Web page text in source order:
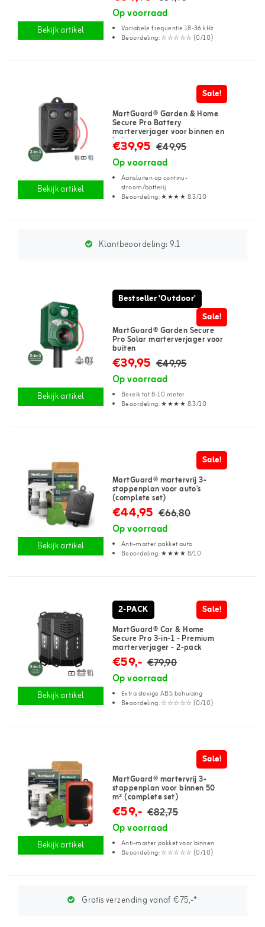
Bekijk artikel
Op voorraad
Variabele frequentie 18-36 kHz
Beoordeling: ☆☆☆☆☆ (0/10)
Bekijk artikel
Sale!
MartGuard® Garden & Home
Secure Pro Battery
marterverjager voor binnen en
buiten
€39,95 €49,95
Op voorraad
Aansluiten op continu-
stroom/batterij
Beoordeling: ★★★★ 8.3/10
Klantbeoordeling:9.1
Bekijk artikel
Bestseller 'Outdoor'
Sale!
MartGuard® Garden Secure
Pro Solar marterverjager voor
buiten
€39,95 €49,95
Op voorraad
Bereik tot 8-10 meter
Beoordeling: ★★★★ 8.3/10
Bekijk artikel
Sale!
MartGuard® martervrij 3-
stappenplan voor auto's
(complete set)
€44,95 €66,80
Op voorraad
Anti-marter pakket auto
Beoordeling: ★★★★ 8/10
Bekijk artikel
2-PACK Sale!
MartGuard® Car & Home
Secure Pro 3-in-1 - Premium
marterverjager - 2-pack
€59,- €79,90
Op voorraad
Extra stevige ABS behuizing
Beoordeling: ☆☆☆☆☆ (0/10)
Bekijk artikel
Sale!
MartGuard® martervrij 3-
stappenplan voor binnen 50
m² (complete set)
€59,- €82,75
Op voorraad
Anti-marter pakket voor binnen
Beoordeling: ☆☆☆☆☆ (0/10)
Gratis verzending vanaf €75,-*